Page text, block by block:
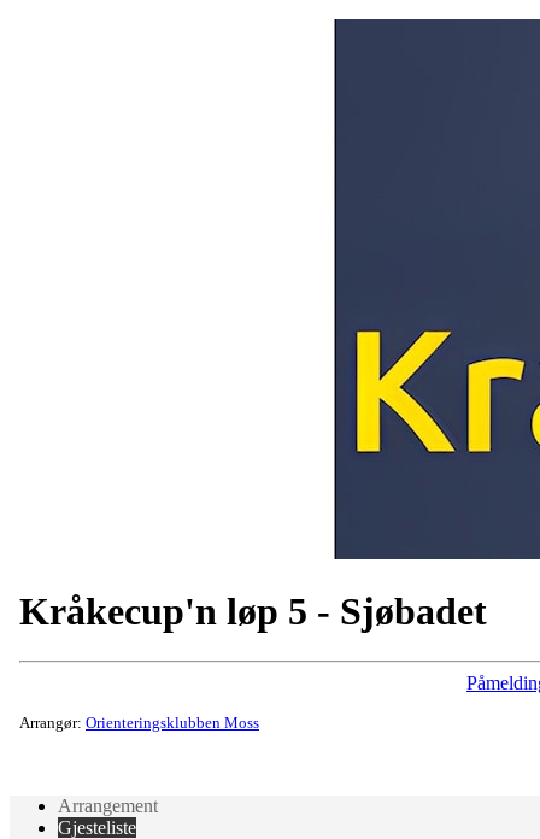
Kråkecup'n løp 5 - Sjøbadet
Arrangør: Orienteringsklubben Moss
Arrangement
Gjesteliste